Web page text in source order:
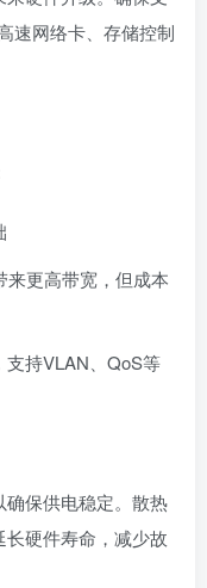
速网络卡、存储控制
来更高带宽，但成本
持VLAN、QoS等
保供电稳定。散热
硬件寿命，减少故